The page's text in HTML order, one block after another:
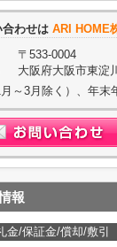
わせは ARI HOME
〒533-0004
大阪府大阪市東淀
～3月除く）、年末
報
金/保証金/償却/敷引